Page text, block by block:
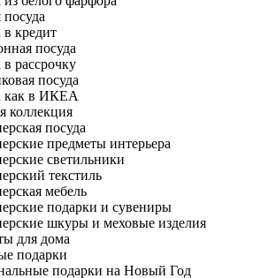
в кредит
посуда
рассрочку
посуда
как в ИКЕА
коллекция
посуда
предметы интерьера
светильники
текстиль
мебель
подарки и сувениры
шкуры и меховые изделия
для дома
подарки
подарки на Новый Год